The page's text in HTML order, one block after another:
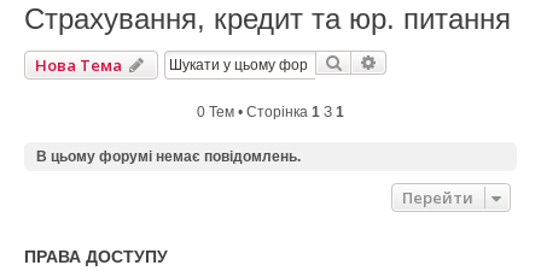
Страхування, кредит та юр. питання
Нова Тема Пошук
0 Тем • Сторінка 1 З 1
В цьому форумі немає повідомлень.
Перейти
ПРАВА ДОСТУПУ